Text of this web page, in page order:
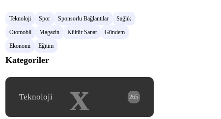
Teknoloji Spor Sponsorlu Bağlantılar
Sağlık
Otomobil
Magazin Kültür Sanat
Gündem
Ekonomi
Eğitim
Kategoriler
x
Teknoloji 265